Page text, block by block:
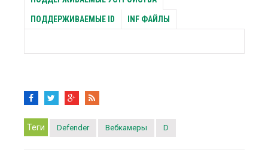
ПОДДЕРЖИВАЕМЫЕ ID INF ФАЙЛЫ
Теги Defender Вебкамеры D